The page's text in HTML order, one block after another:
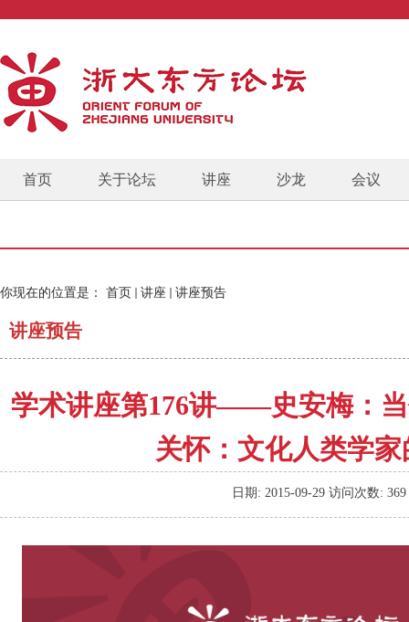
首页 关于论坛 讲座 沙龙 会议
你现在的位置是： 首页 讲座 讲座预告
讲座预告
学术讲座第176讲——史安梅：
关怀：文化人类学
日期: 2015-09-29 访问次数: 369